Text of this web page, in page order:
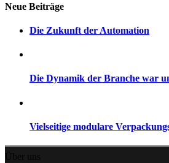
Neue Beiträge
Die Zukunft der Automation
Die Dynamik der Branche war
Vielseitige modulare
Über uns